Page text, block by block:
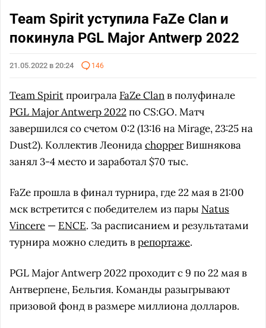
Team Spirit уступила FaZe Clan и
покинула PGL Major Antwerp 2022
21.05.2022 в 20:24 146
Team Spiritпроиграла FaZe Clanв полуфинале
PGL Major Antwerp 2022по CS:GO. Матч
завершился со счетом 0:2 (13:16 на Mirage, 23:25 на
Dust2). Коллектив ЛеонидаchopperВишнякова
занял 3-4 место и заработал $70 тыс.
FaZe прошла в финал турнира, где 22 мая в 21:00
мск встретится с победителем из пары Natus
Vincere — ENCE. За расписанием и результатами
турнира можно следить врепортаже.
PGL Major Antwerp 2022 проходит с 9 по 22 мая в
Антверпене, Бельгия. Команды разыгрывают
призовой фонд в размере миллиона долларов.